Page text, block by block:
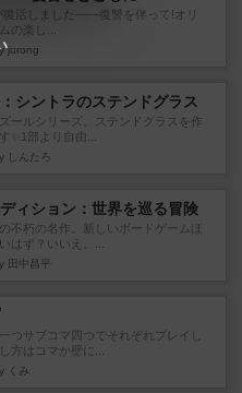
復活しました――復讐を伴って!オリ
の楽し...
jurong
シントラのステンドグラス
ールシリーズ。ステンドグラスを作
✨1部より自由...
しんたろ
ィション：世界を巡る冒険
不朽の名作。新しいボードゲームほ
はず？いいえ。...
田中昌平
つサブコマ四つでそれぞれプレイし
方はコマか壁に...
くみ